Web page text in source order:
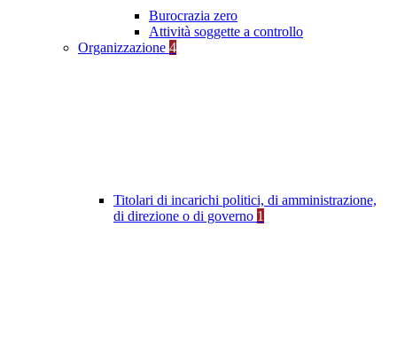
Burocrazia zero
Attività soggette a controllo
Organizzazione 4
Titolari di incarichi politici, di amministrazione,
di direzione o di governo 1